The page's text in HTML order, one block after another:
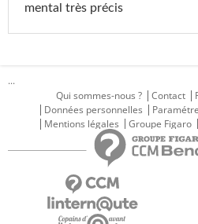
mental très précis
...
Qui sommes-nous ?
Contact
Données personnelles
Mentions légales
Groupe Figaro